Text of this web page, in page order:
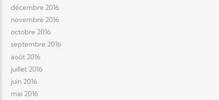
décembre 2016
novembre 2016
octobre 2016
septembre 2016
août 2016
juillet 2016
juin 2016
mai 2016